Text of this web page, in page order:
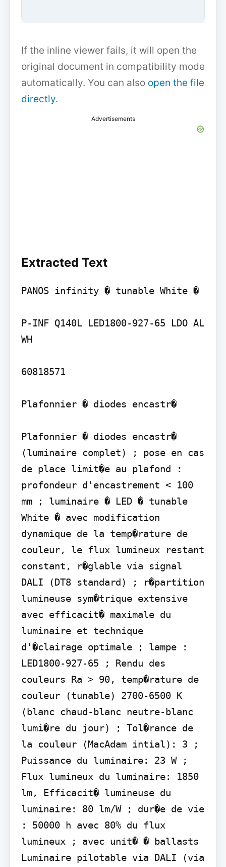
If the inline viewer fails, it will open the
original document in compatibility mode
automatically. You can also open the file
directly.
Advertisements
Extracted Text
PANOS infinity � tunable White �
P-INF Q140L LED1800-927-65 LDO AL
WH
60818571
Plafonnier � diodes encastr�
Plafonnier � diodes encastr�
(luminaire complet) ; pose en cas
de place limit�e au plafond :
profondeur d'encastrement < 100
mm ; luminaire � LED � tunable
White � avec modification
dynamique de la temp�rature de
couleur, le flux lumineux restant
constant, r�glable via signal
DALI (DT8 standard) ; r�partition
lumineuse sym�trique extensive
avec efficacit� maximale du
luminaire et technique
d'�clairage optimale ; lampe :
LED1800-927-65 ; Rendu des
couleurs Ra > 90, temp�rature de
couleur (tunable) 2700-6500 K
(blanc chaud-blanc neutre-blanc
lumi�re du jour) ; Tol�rance de
la couleur (MacAdam intial): 3 ;
Puissance du luminaire: 23 W ;
Flux lumineux du luminaire: 1850
lm, Efficacit� lumineuse du
luminaire: 80 lm/W ; dur�e de vie
: 50000 h avec 80% du flux
lumineux ; avec unit� � ballasts
Luminaire pilotable via DALI (via